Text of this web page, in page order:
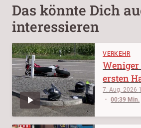
Das könnte Dich
interessieren
VERKEHR
7. Aug. 2026
00:39 Min.
ersten